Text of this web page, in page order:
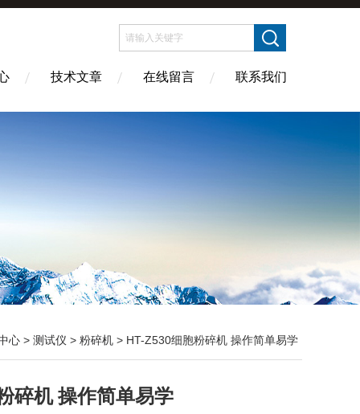
技术文章 在线留言 联系我们
心 > 测试仪 > 粉碎机 > HT-Z530‌细胞粉碎机 操作简单易学
碎机 操作简单易学